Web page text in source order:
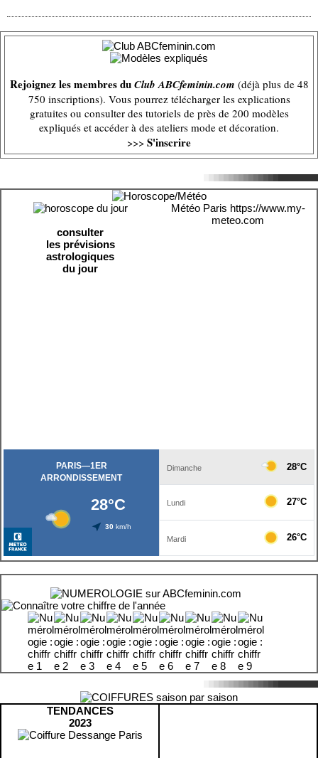
Rejoignez les membres duClub ABCfeminin.com (déjà plus de 48
750 inscriptions). Vous pourrez télécharger les explications
gratuites ou consulter des tutoriels de près de 200 modèles
expliqués et accéder à des ateliers mode et décoration.
>>> S'inscrire
consulter
les prévisions
astrologiques
du jour
Météo Paris https://www.my-
meteo.com
TENDANCES
2023